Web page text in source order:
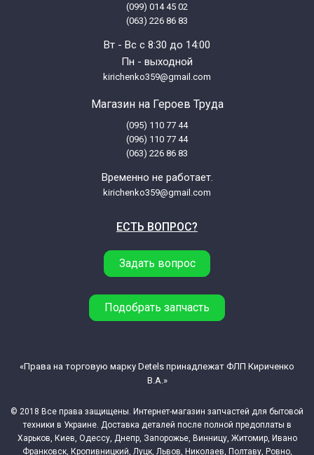
(099) 014 45 02
(063) 226 86 83
Вт - Вс с 8:30 до 14:00
Пн - выходной
kirichenko359@gmail.com
Магазин на Героев Труда
(095) 110 77 44
(096) 110 77 44
(063) 226 86 83
Временно не работает.
kirichenko359@gmail.com
ЕСТЬ ВОПРОС?
Задать вопрос
Подобрать запчасть
© 2018 Все права защищены. Интернет-магазин запчастей для бытовой
техники в Украине. Доставка деталей после полной предоплаты в
Харьков, Киев, Одессу, Днепр, Запорожье, Винницу, Житомир, Ивано
Франковск, Кропивницкий, Луцк, Львов, Николаев, Полтаву, Ровно,
«Права на торговую марку Detels принадлежат ФЛП Кириченко
В.А.»